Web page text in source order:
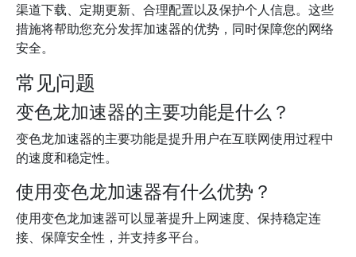
渠道下载、定期更新、合理配置以及保护个人信息。这些
措施将帮助您充分发挥加速器的优势，同时保障您的网络
安全。
常见问题
变色龙加速器的主要功能是什么？
变色龙加速器的主要功能是提升用户在互联网使用过程中
的速度和稳定性。
使用变色龙加速器有什么优势？
使用变色龙加速器可以显著提升上网速度、保持稳定连
接、保障安全性，并支持多平台。